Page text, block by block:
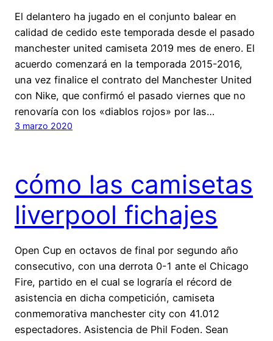
El delantero ha jugado en el conjunto balear en
calidad de cedido este temporada desde el pasado
manchester united camiseta 2019 mes de enero. El
acuerdo comenzará en la temporada 2015-2016,
una vez finalice el contrato del Manchester United
con Nike, que confirmó el pasado viernes que no
renovaría con los «diablos rojos» por las…
3 marzo 2020
cómo las camisetas
liverpool fichajes
Open Cup en octavos de final por segundo año
consecutivo, con una derrota 0-1 ante el Chicago
Fire, partido en el cual se lograría el récord de
asistencia en dicha competición, camiseta
conmemorativa manchester city con 41.012
espectadores. Asistencia de Phil Foden. Sean